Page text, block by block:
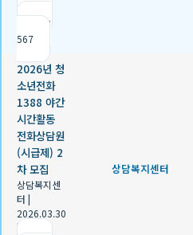
조회
567
2026년 청
소년전화
1388 야간
시간활동
전화상담원
(시급제) 2
차 모집
상담복지센
터 |
2026.03.30
|
상담복지센터